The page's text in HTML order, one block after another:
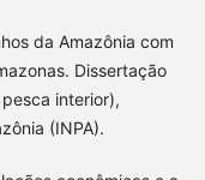
da Amazônia com
Dissertação
interior),
(INPA).